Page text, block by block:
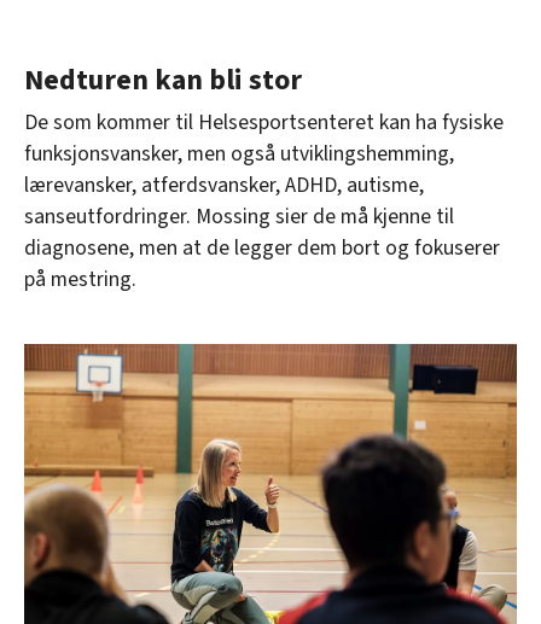
Nedturen kan bli stor
De som kommer til Helsesportsenteret kan ha fysiske
funksjonsvansker, men også utviklingshemming,
lærevansker, atferdsvansker, ADHD, autisme,
sanseutfordringer. Mossing sier de må kjenne til
diagnosene, men at de legger dem bort og fokuserer
på mestring.